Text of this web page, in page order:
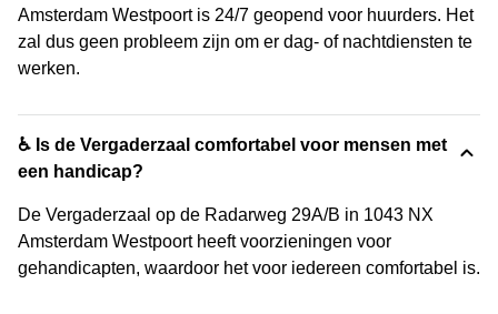
Amsterdam Westpoort is 24/7 geopend voor huurders. Het
zal dus geen probleem zijn om er dag- of nachtdiensten te
werken.
♿ Is de Vergaderzaal comfortabel voor mensen met
een handicap?
De Vergaderzaal op de Radarweg 29A/B in 1043 NX
Amsterdam Westpoort heeft voorzieningen voor
gehandicapten, waardoor het voor iedereen comfortabel is.